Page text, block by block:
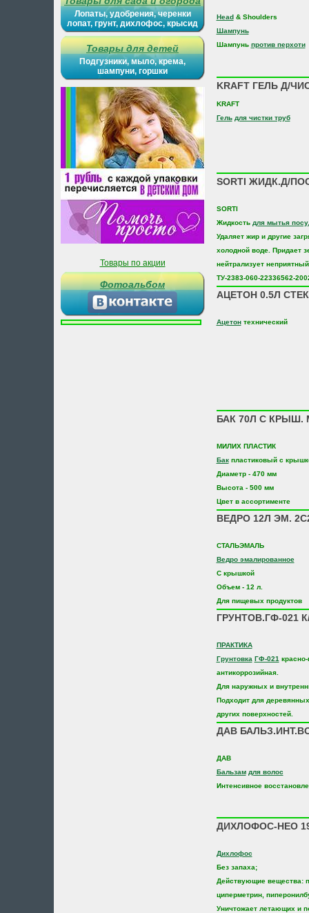
Лопаты, удобрения, черенки
лопат, грунт, дихлофос, крысид
Товары для детей
Подгузники, мыло, крема,
шампуни, горшки
Товары по акции
Фотоальбом
Head& Shoulders
Шампунь
Шампунь против перхоти
KRAFT ГЕЛЬ Д/
KRAFT
Гель для чистки труб
SORTI ЖИДК.Д/
SORTI
Жидкость для мытья
Удаляет жир и другие
холодной воде. Придает
нейтрализует
ТУ-2383-060-22336562-
АЦЕТОН 0.5Л
Ацетонтехнический
БАК 70Л С КРЫШ.
МИЛИХ ПЛАСТИК
Бакпластиковый с
Диаметр - 470 мм
Высота - 500 мм
Цвет в ассортименте
ВЕДРО 12Л ЭМ.
СТАЛЬЭМАЛЬ
Ведро эмалированное
С крышкой
Объем - 12 л.
Для пищевых продуктов
ГРУНТОВ.ГФ-021
ПРАКТИКА
Грунтовка ГФ-021
антикоррозийная.
Для наружных и
Подходит для
других поверхностей.
ДАВ
ДАВ
Бальзам для волос
Интенсивное
ДИХЛОФОС-НЕО
Дихлофос
Без запаха;
Действующие вещества:
циперметрин,
Уничтожает летающих и